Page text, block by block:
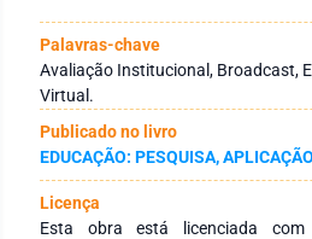
descritiva, de caráter qualitativa,
Avaliação Institucional de 2018/
que existe uma média
professor/tutor e aluno e uma
feedback, o que indica que a
instituição está na interface entre
“Estar Junto Virtual”.
Palavras-chave
Avaliação Institucional, Broadcast,
Virtual.
Publicado no livro
EDUCAÇÃO: PESQUISA,
Licença
Esta obra está licenciada